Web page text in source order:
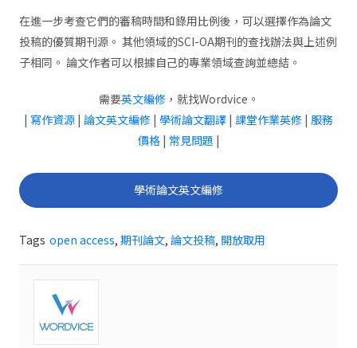
在進一步考查它們的審稿時間和錄用比例後，可以選擇作為論文
投稿的優質期刊源。 其他領域的SCI-OA期刊的查找辦法與上述例
子相同。 論文作者可以根據自己的專業領域查詢並總結。
需要英文編修，就找Wordvice。
| 寫作資源 | 論文英文編修 | 學術論文翻譯 | 課堂作業英修 | 服務
價格| 常見問題 |
學術論文英文編修
Tags open access, 期刊論文, 論文投稿, 開放取用